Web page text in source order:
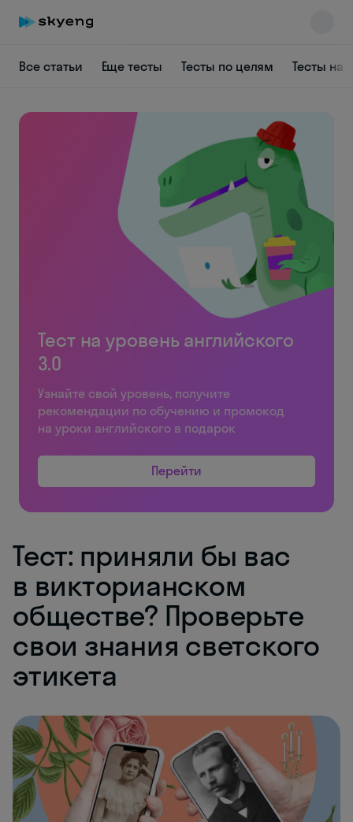
Все статьи Еще тесты Тесты по целям Тесты на
Тест на уровень английского
3.0
Узнайте свой уровень, получите
рекомендации по обучению и промокод
на уроки английского в подарок
Перейти
Тест: приняли бы вас
в викторианском
обществе? Проверьте
свои знания светского
этикета